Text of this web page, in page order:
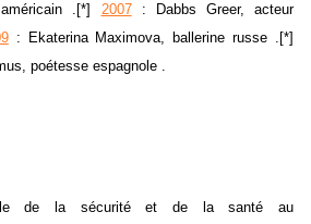
.[*] 2007: Dabbs Greer, acteur
: Ekaterina Maximova, ballerine russe .[*]
poétesse espagnole .
de la sécurité et de la santé au